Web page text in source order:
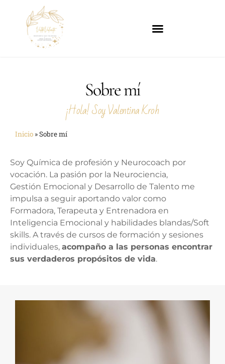
Sobre mí
¡Hola! Soy Valentina Kroh
Inicio »Sobre mí
Soy Química de profesión y Neurocoach por
vocación. La pasión por la Neurociencia,
Gestión Emocional y Desarrollo de Talento me
impulsa a seguir aportando valor como
Formadora, Terapeuta y Entrenadora en
Inteligencia Emocional y habilidades blandas/Soft
skills. A través de cursos de formación y sesiones
individuales, acompaño a las personas encontrar
sus verdaderos propósitos de vida.